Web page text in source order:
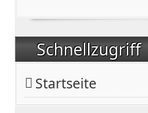
Schnellzugriff
Startseite